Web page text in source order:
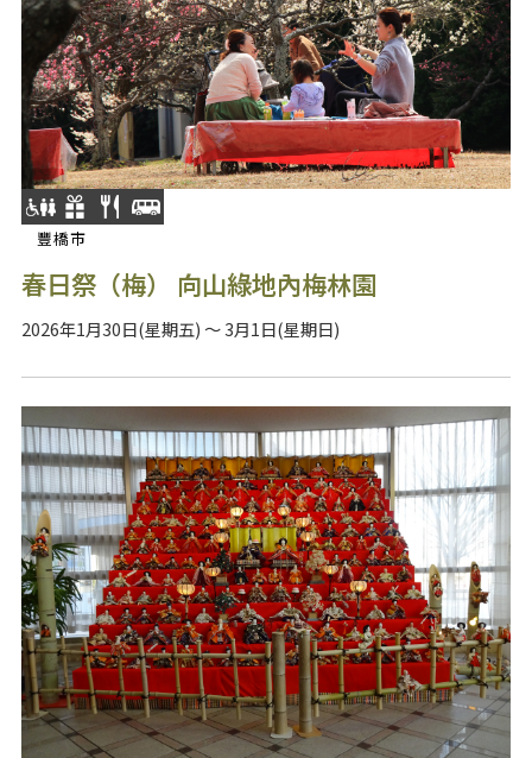
豐橋市
春日祭（梅） 向山綠地內梅林園
2026年1月30日(星期五) ～ 3月1日(星期日)